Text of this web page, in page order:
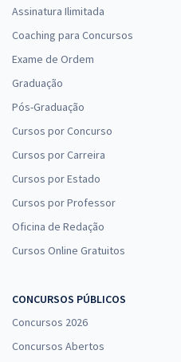
Assinatura Ilimitada
Coaching para Concursos
Exame de Ordem
Graduação
Pós-Graduação
Cursos por Concurso
Cursos por Carreira
Cursos por Estado
Cursos por Professor
Oficina de Redação
Cursos Online Gratuitos
CONCURSOS PÚBLICOS
Concursos 2026
Concursos Abertos